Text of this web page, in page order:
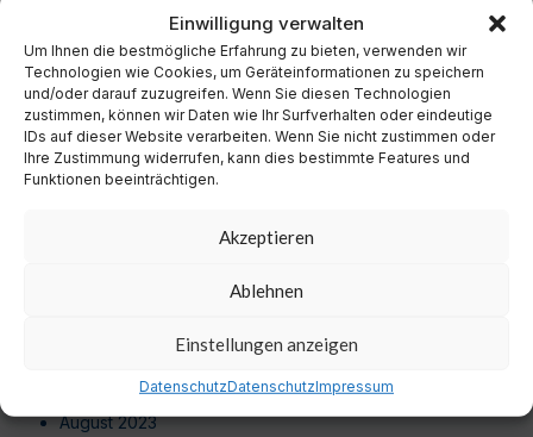
Einwilligung verwalten
Um Ihnen die bestmögliche Erfahrung zu bieten, verwenden wir
Technologien wie Cookies, um Geräteinformationen zu speichern
und/oder darauf zuzugreifen. Wenn Sie diesen Technologien
zustimmen, können wir Daten wie Ihr Surfverhalten oder eindeutige
IDs auf dieser Website verarbeiten. Wenn Sie nicht zustimmen oder
Ihre Zustimmung widerrufen, kann dies bestimmte Features und
Funktionen beeinträchtigen.
Akzeptieren
Ablehnen
Einstellungen anzeigen
DatenschutzDatenschutzImpressum
September 2024
August 2024
Juli 2024
Juni 2024
Mai 2024
November 2023
September 2023
August 2023